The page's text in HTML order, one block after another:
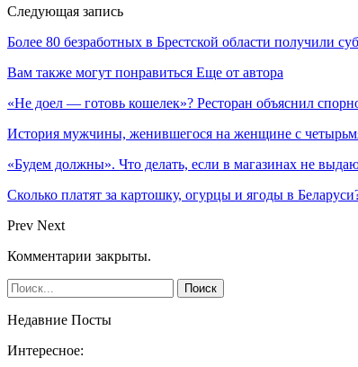
Следующая запись
Более 80 безработных в Брестской области получили
Вам также могут понравиться Еще от автора
«Не доел — готовь кошелек»? Ресторан объяснил
История мужчины, женившегося на женщине с
«Будем должны». Что делать, если в магазинах не
Сколько платят за картошку, огурцы и ягоды в
Prev Next
Комментарии закрыты.
Недавние Посты
Интересное: